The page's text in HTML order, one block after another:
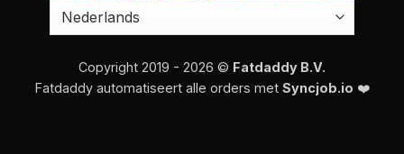
Copyright 2019 - 2026 © Fatdaddy B.V.
Fatdaddy automatiseert alle orders met Syncjob.io ❤️